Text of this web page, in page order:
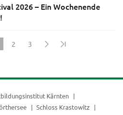
2026 – Ein Wochenende
2 3
Kärnten
Schloss Krastowitz